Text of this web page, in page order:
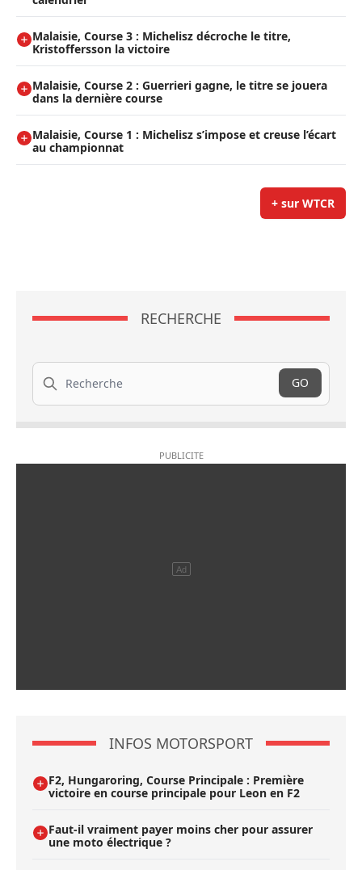
Malaisie, Course 3 : Michelisz décroche le titre,
Kristoffersson la victoire
Malaisie, Course 2 : Guerrieri gagne, le titre se jouera
dans la dernière course
Malaisie, Course 1 : Michelisz s’impose et creuse l’écart
au championnat
+ sur WTCR
RECHERCHE
Recherche
GO
INFOS MOTORSPORT
F2, Hungaroring, Course Principale : Première
victoire en course principale pour Leon en F2
Faut-il vraiment payer moins cher pour assurer
une moto électrique ?